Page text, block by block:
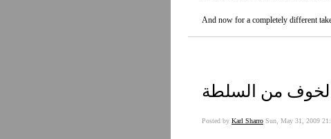
And now for a completely different
الخوف من السلطة
Posted by Karl Sharro Sun, May 31, 2009